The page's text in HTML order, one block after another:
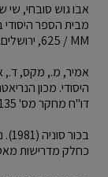
625 / MM, ירושלים.
היסודי. מכון
דו"ח מחקר מס' 135, פרסום מס' 482. ירושלים.
כחלק מדרישות